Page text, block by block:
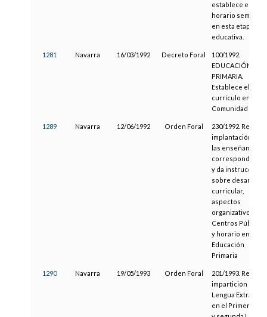
establece el
horario semanal
en esta etapa
educativa.
1281 Navarra 16/03/1992 Decreto Foral
100/1992.
EDUCACIÓN
PRIMARIA.
Establece el
currículo en la
Comunidad Foral.
1289 Navarra 12/06/1992 Orden Foral
230/1992. Regula
implantación de
las enseñanzas
y da
sobre desarrollo
curricular,
aspectos
organizativos de
Centros Públicos
y horario en
Educación
Primaria
1290 Navarra 19/05/1993 Orden Foral
201/1993. Regula
impartición de
Lengua
en el Primer Ciclo